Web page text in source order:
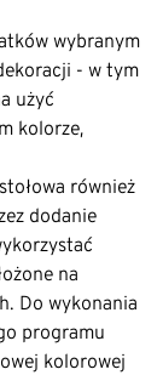
wybranym
- w tym
użyć
kolorze,
również
dodanie
na
Do wykonania
programu
kolorowej